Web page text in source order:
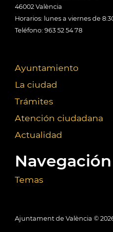
46002 València
Horarios: lunes a viernes de
Teléfono: 963 52 54 78
Ayuntamiento
La ciudad
Trámites
Atención ciudadana
Actualidad
Temas
Ajuntament de València ©